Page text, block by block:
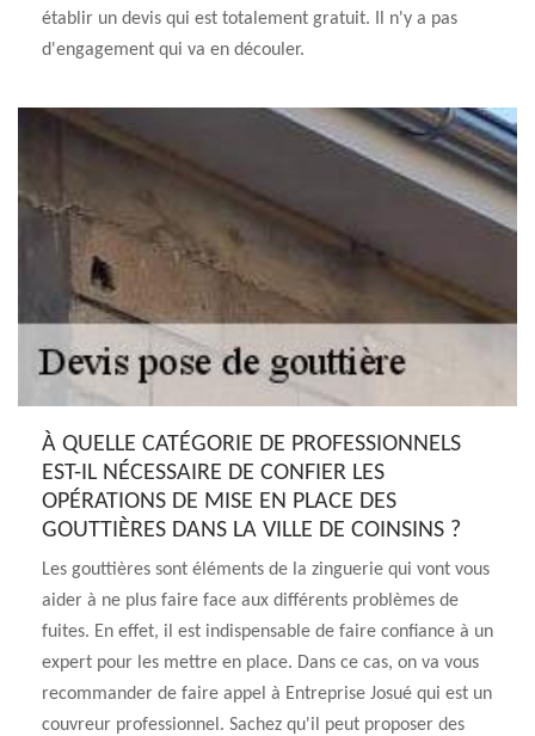
établir un devis qui est totalement gratuit. Il n'y a pas
d'engagement qui va en découler.
À QUELLE CATÉGORIE DE PROFESSIONNELS
EST-IL NÉCESSAIRE DE CONFIER LES
OPÉRATIONS DE MISE EN PLACE DES
GOUTTIÈRES DANS LA VILLE DE COINSINS ?
Les gouttières sont éléments de la zinguerie qui vont vous
aider à ne plus faire face aux différents problèmes de
fuites. En effet, il est indispensable de faire confiance à un
expert pour les mettre en place. Dans ce cas, on va vous
recommander de faire appel à Entreprise Josué qui est un
couvreur professionnel. Sachez qu'il peut proposer des